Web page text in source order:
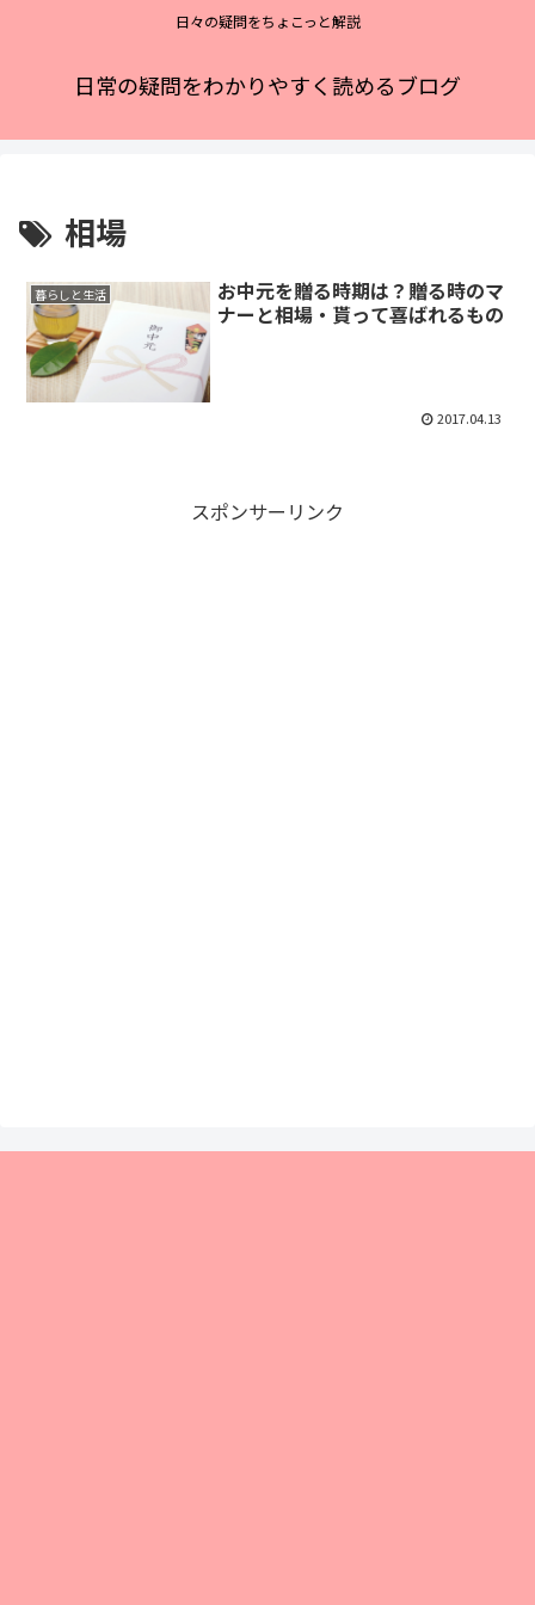
日々の疑問をちょこっと解説
日常の疑問をわかりやすく読めるブログ
相場
暮らしと生活
お中元を贈る時期は？贈る時のマ
ナーと相場・貰って喜ばれるもの
2017.04.13
スポンサーリンク